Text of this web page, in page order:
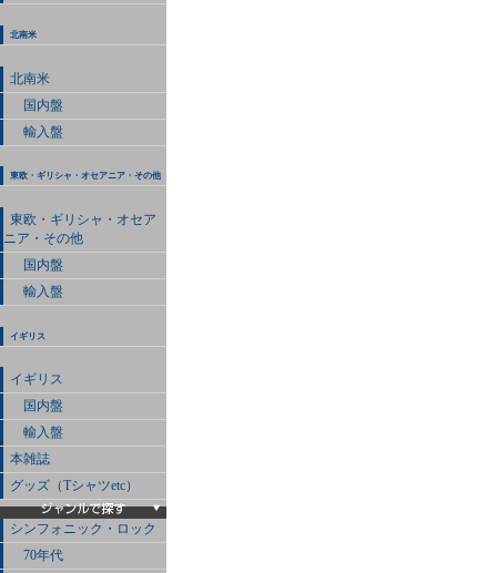
北南米
北南米
国内盤
輸入盤
東欧・ギリシャ・オセアニア・その他
東欧・ギリシャ・オセア
ニア・その他
国内盤
輸入盤
イギリス
イギリス
国内盤
輸入盤
本雑誌
グッズ（Tシャツetc）
シンフォニック・ロック
70年代